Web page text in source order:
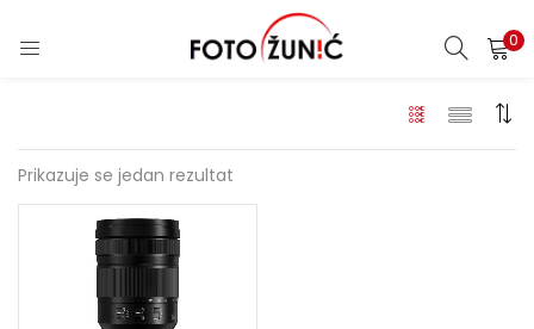
0
Prikazuje se jedan rezultat